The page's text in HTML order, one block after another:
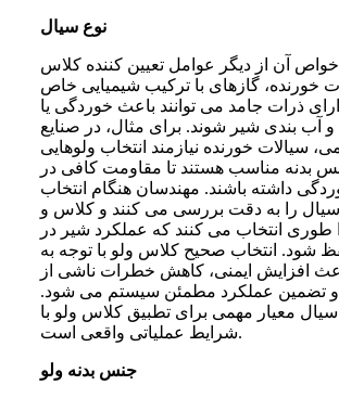
نوع سیال
آن از دیگر عوامل تعیین کننده کلاس
خورنده، گازهای با ترکیب شیمیایی خاص
ذرات جامد می توانند باعث خوردگی یا
و آب بندی شیر شوند. برای مثال، در صنایع
سیالات خورنده نیازمند انتخاب ولوهایی
بدنه مناسب هستند تا مقاومت کافی در
داشته باشند. مهندسان هنگام انتخاب
را به دقت بررسی می کنند و کلاس و
طوری انتخاب می کنند که عملکرد شیر در
شود. انتخاب صحیح کلاس ولو با توجه به
افزایش ایمنی، کاهش خطرات ناشی از
و تضمین عملکرد مطمئن سیستم می شود.
سیال معیار مهمی برای تطبیق کلاس ولو با
شرایط عملیاتی واقعی است.
جنس بدنه ولو